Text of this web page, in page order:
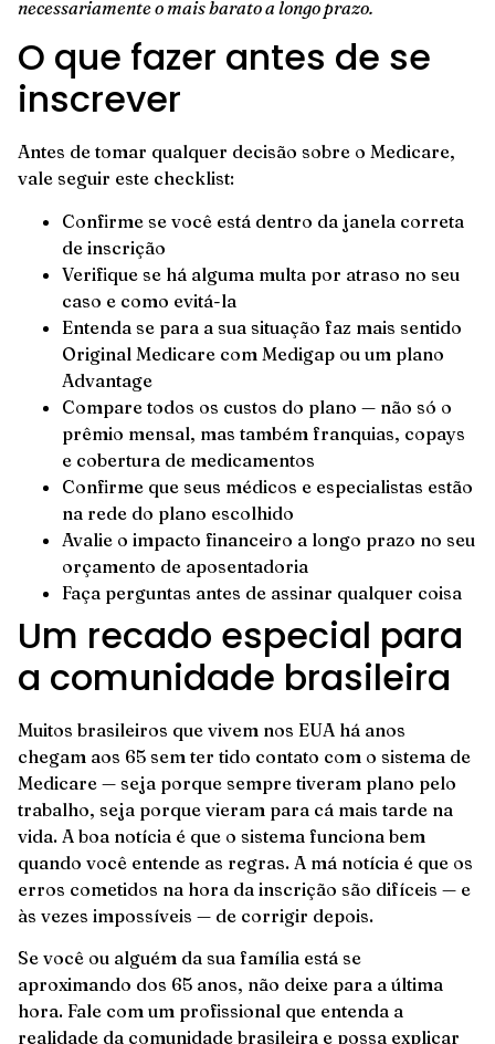
necessariamente o mais barato a longo prazo.
O que fazer antes de se
inscrever
Antes de tomar qualquer decisão sobre o Medicare,
vale seguir este checklist:
Confirme se você está dentro da janela correta
de inscrição
Verifique se há alguma multa por atraso no seu
caso e como evitá-la
Entenda se para a sua situação faz mais sentido
Original Medicare com Medigap ou um plano
Advantage
Compare todos os custos do plano — não só o
prêmio mensal, mas também franquias, copays
e cobertura de medicamentos
Confirme que seus médicos e especialistas estão
na rede do plano escolhido
Avalie o impacto financeiro a longo prazo no seu
orçamento de aposentadoria
Faça perguntas antes de assinar qualquer coisa
Um recado especial para
a comunidade brasileira
Muitos brasileiros que vivem nos EUA há anos
chegam aos 65 sem ter tido contato com o sistema de
Medicare — seja porque sempre tiveram plano pelo
trabalho, seja porque vieram para cá mais tarde na
vida. A boa notícia é que o sistema funciona bem
quando você entende as regras. A má notícia é que os
erros cometidos na hora da inscrição são difíceis — e
às vezes impossíveis — de corrigir depois.
Se você ou alguém da sua família está se
aproximando dos 65 anos, não deixe para a última
hora. Fale com um profissional que entenda a
realidade da comunidade brasileira e possa explicar